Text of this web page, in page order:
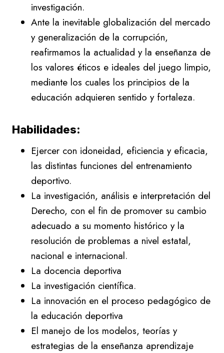
investigación.
Ante la inevitable globalización del mercado
y generalización de la corrupción,
reafirmamos la actualidad y la enseñanza de
los valores éticos e ideales del juego limpio,
mediante los cuales los principios de la
educación adquieren sentido y fortaleza.
Habilidades:
Ejercer con idoneidad, eficiencia y eficacia,
las distintas funciones del entrenamiento
deportivo.
La investigación, análisis e interpretación del
Derecho, con el fin de promover su cambio
adecuado a su momento histórico y la
resolución de problemas a nivel estatal,
nacional e internacional.
La docencia deportiva
La investigación científica.
La innovación en el proceso pedagógico de
la educación deportiva
El manejo de los modelos, teorías y
estrategias de la enseñanza aprendizaje